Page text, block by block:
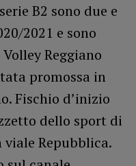
B2 sono due e
2021 e sono
Reggiano
promossa in
Fischio d’inizio
dello sport di
Repubblica.